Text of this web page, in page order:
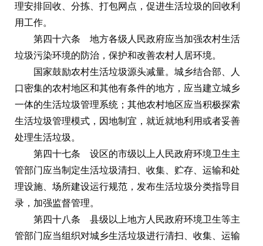
理安排回收、分拣、打包网点，促进生活垃圾的回收利
用工作。
第四十六条 地方各级人民政府应当加强农村生活
垃圾污染环境的防治，保护和改善农村人居环境。
国家鼓励农村生活垃圾源头减量。城乡结合部、人
口密集的农村地区和其他有条件的地方，应当建立城乡
一体的生活垃圾管理系统；其他农村地区应当积极探索
生活垃圾管理模式，因地制宜，就近就地利用或者妥善
处理生活垃圾。
第四十七条 设区的市级以上人民政府环境卫生主
管部门应当制定生活垃圾清扫、收集、贮存、运输和处
理设施、场所建设运行规范，发布生活垃圾分类指导目
录，加强监督管理。
第四十八条 县级以上地方人民政府环境卫生等主
管部门应当组织对城乡生活垃圾进行清扫、收集、运输